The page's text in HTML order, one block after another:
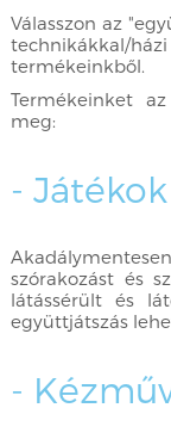
Válasszon az
technikákkal/
termékeinkből.
Termékeinket
meg:
- Játékok
szórakozást és
látássérült és
együttjátszás
-